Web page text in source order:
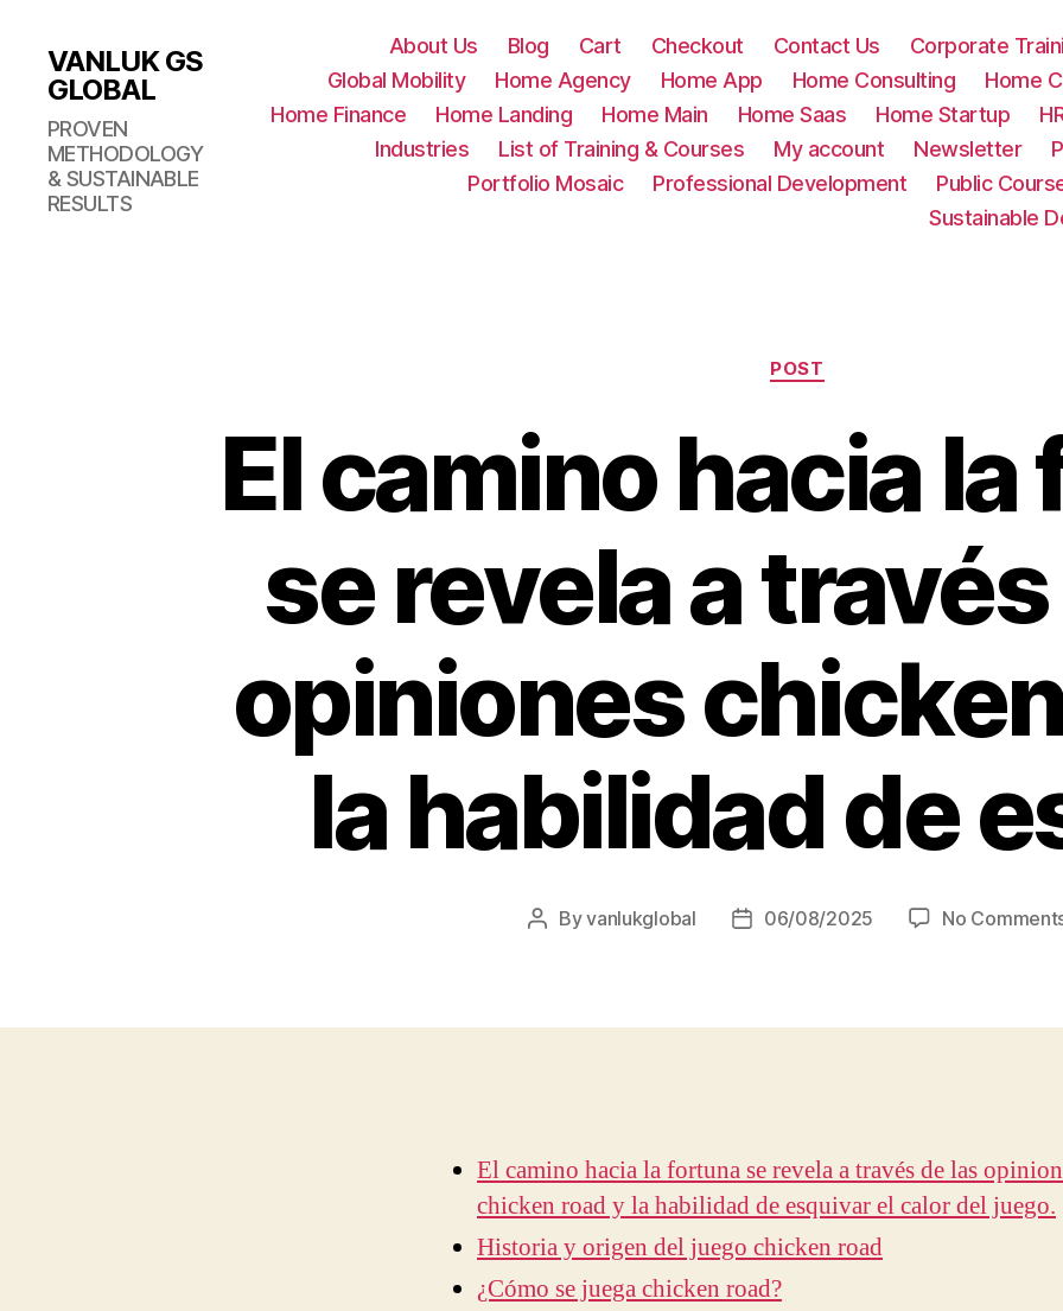
VANLUK GS
GLOBAL
PROVEN
METHODOLOGY
& SUSTAINABLE
RESULTS
About Us Blog Cart Checkout Contact Us
Corporate
Global Mobility
Home Agency Home App Home Consulting
Home
Home Finance
Home Landing Home Main Home Saas Home Startup
Industries
List of Training & Courses My account Newsletter
Portfolio Mosaic
Professional Development
Public
Sustainable
Categories
POST
El camino hacia
se revela a
opiniones
la habilidad de
PostByvanlukglobal
Post06/08/2025 No
El camino hacia la fortuna se revela a través de las
chicken road y la habilidad de esquivar el calor del juego.
Historia y origen del juego chicken road
¿Cómo se juega chicken road?